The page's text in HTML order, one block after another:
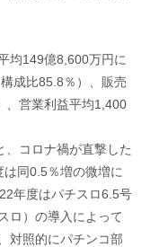
均149億8,600万円に
成比85.8％）、販売
、営業利益平均1,400
コロナ禍が直撃した
同0.5％増の微増に
年度はパチスロ6.5号
ロ）の導入によって
対照的にパチンコ部